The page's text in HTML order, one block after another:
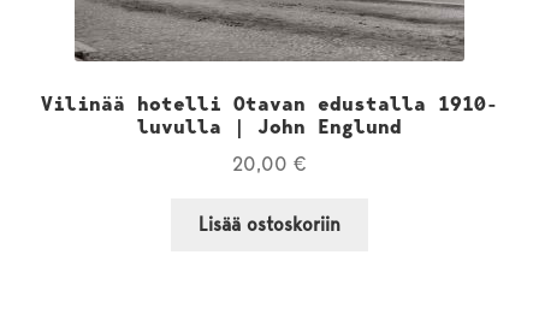
Vilinää hotelli Otavan edustalla 1910-
luvulla | John Englund
20,00 €
Lisää ostoskoriin